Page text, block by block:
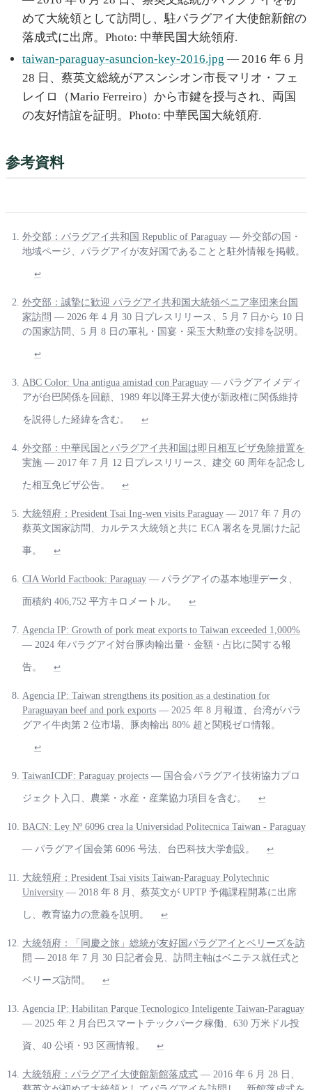
めて大統領として訪問し、駐パラグアイ大使館新館の
落成式に出席。Photo: 中華民国大統領府.
taiwan-paraguay-asuncion-key-2016.jpg — 2016 年 6 月
28 日、蔡英文総統がアスンシオン市長マリオ・フェ
レイロ（Mario Ferreiro）から市鍵を授与され、両国
の友好情誼を証明。Photo: 中華民国大統領府.
参考資料
外交部：パラグアイ共和国 Republic of Paraguay — 外交部の国・
地域ページ、パラグアイが友好国であることと駐外情報を掲載。
↩
外交部：誠摯に歓迎 パラグアイ共和国大統領ベニア率団来台国
家訪問 — 2026 年 4 月 30 日プレスリリース、5 月 7 日から 10 日
の国家訪問、5 月 8 日の軍礼・国宴・采玉大勲章の安排を説明。
↩
ABC Color: Una antigua amistad con Paraguay — パラグアイメディ
アが台巴関係を回顧、1989 年以降王昇大使が新政権に関係維持
を説得した経緯を含む。 ↩
外交部：中華民国とパラグアイ共和国は即日相互ビザ免除措置を
実施 — 2017 年 7 月 12 日プレスリリース、建交 60 周年を記念し
た相互免ビザ公告。 ↩
大統領府：President Tsai Ing-wen visits Paraguay — 2017 年 7 月の
蔡英文国家訪問、カルテス大統領と共に ECA 署名を見届けた記
事。 ↩
CIA World Factbook: Paraguay — パラグアイの基本地理データ、
面積約 406,752 平方キロメートル。 ↩
Agencia IP: Growth of pork meat exports to Taiwan exceeded 1,000%
— 2024 年パラグアイ対台豚肉輸出量・金額・占比に関する報
告。 ↩
Agencia IP: Taiwan strengthens its position as a destination for
Paraguayan beef and pork exports — 2025 年 8 月報道、台湾がパラ
グアイ牛肉第 2 位市場、豚肉輸出 80% 超と関税ゼロ情報。
↩
TaiwanICDF: Paraguay projects — 国合会パラグアイ技術協力プロ
ジェクト入口、農業・水産・産業協力項目を含む。 ↩
BACN: Ley Nº 6096 crea la Universidad Politecnica Taiwan - Paraguay
— パラグアイ国会第 6096 号法、台巴科技大学創設。 ↩
大統領府：President Tsai visits Taiwan-Paraguay Polytechnic
University — 2018 年 8 月、蔡英文が UPTP 予備課程開幕に出席
し、教育協力の意義を説明。 ↩
大統領府：「同慶之旅」総統が友好国パラグアイとベリーズを訪
問 — 2018 年 7 月 30 日記者会見、訪問主軸はベニテス就任式と
ベリーズ訪問。 ↩
Agencia IP: Habilitan Parque Tecnologico Inteligente Taiwan-Paraguay
— 2025 年 2 月台巴スマートテックパーク稼働、630 万米ドル投
資、40 公頃・93 区画情報。 ↩
大統領府：パラグアイ大使館新館落成式 — 2016 年 6 月 28 日、